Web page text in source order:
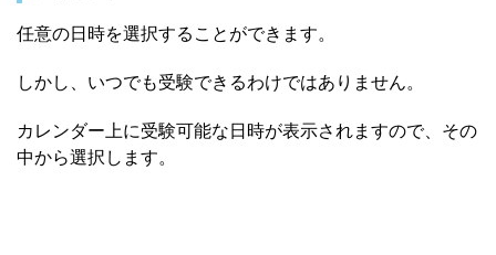
任意の日時を選択することができます。
しかし、いつでも受験できるわけではありません。
カレンダー上に受験可能な日時が表示されますので、その
中から選択します。